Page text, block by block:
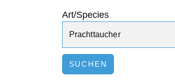
Art/Species